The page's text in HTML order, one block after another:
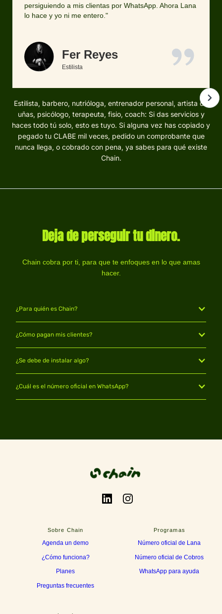
persiguiendo a mis clientas por WhatsApp. Ahora Lana
lo hace y yo ni me entero."
Fer Reyes
Estilista
Estilista, barbero, nutrióloga, entrenador personal, artista de
uñas, psicólogo, terapeuta, fisio, coach: Si das servicios y
haces todo tú solo, esto es tuyo. Si alguna vez has copiado y
pegado tu CLABE mil veces, pedido un comprobante que
nunca llega, o cobrado con pena, ya sabes para qué existe
Chain.
Deja de perseguir tu dinero.
Chain cobra por ti, para que te enfoques en lo que amas
hacer.
¿Para quién es Chain?
¿Cómo pagan mis clientes?
¿Se debe de instalar algo?
¿Cuál es el número oficial en WhatsApp?
LinkedInInstagram
Sobre Chain
Agenda un demo
¿Cómo funciona?
Planes
Preguntas frecuentes
Programas
Número oficial de Lana
Número oficial de Cobros
WhatsApp para ayuda